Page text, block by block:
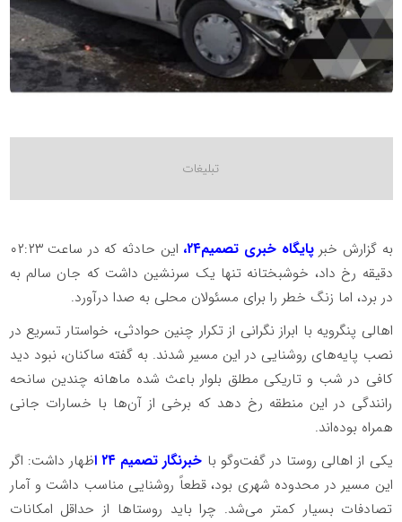
به گزارش خبر پایگاه خبری تصمیم۲۴،
این حادثه که در ساعت ۰۲:۲۳
دقیقه رخ داد، خوشبختانه تنها یک سرنشین داشت که جان سالم به
در برد، اما زنگ خطر را برای مسئولان محلی به صدا درآورد.
اهالی پنگرویه با ابراز نگرانی از تکرار چنین حوادثی، خواستار تسریع در
نصب پایه‌های روشنایی در این مسیر شدند. به گفته ساکنان، نبود دید
کافی در شب و تاریکی مطلق بلوار باعث شده ماهانه چندین سانحه
رانندگی در این منطقه رخ دهد که برخی از آن‌ها با خسارات جانی
همراه بوده‌اند.
یکی از اهالی روستا در گفت‌وگو با خبرنگار تصمیم ۲۴ ا
ظهار داشت: اگر
این مسیر در محدوده شهری بود، قطعاً روشنایی مناسب داشت و آمار
تصادفات بسیار کمتر می‌شد. چرا باید روستاها از حداقل امکانات